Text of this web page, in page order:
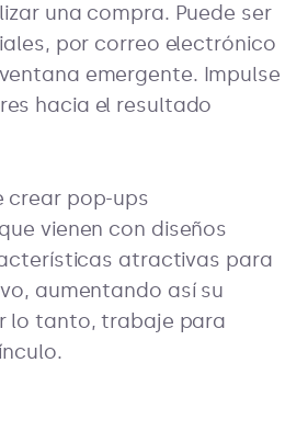
una compra. Puede ser
por correo electrónico
emergente. Impulse
hacia el resultado
crear pop-ups
vienen con diseños
atractivas para
aumentando así su
lo tanto, trabaje para